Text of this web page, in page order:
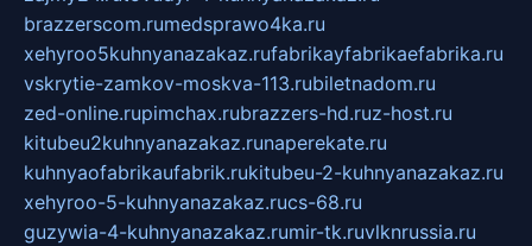
brazzerscom.rumedsprawo4ka.ru
xehyroo5kuhnyanazakaz.rufabrikayfabrikaefabrika.ru
vskrytie-zamkov-moskva-113.rubiletnadom.ru
zed-online.rupimchax.rubrazzers-hd.ruz-host.ru
kitubeu2kuhnyanazakaz.runaperekate.ru
kuhnyaofabrikaufabrik.rukitubeu-2-kuhnyanazakaz.ru
xehyroo-5-kuhnyanazakaz.rucs-68.ru
guzywia-4-kuhnyanazakaz.rumir-tk.ruvlknrussia.ru